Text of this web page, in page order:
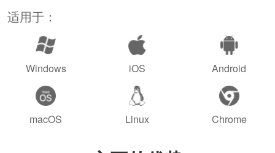
适用于：
Windows iOS Android
macOS Linux Chrome